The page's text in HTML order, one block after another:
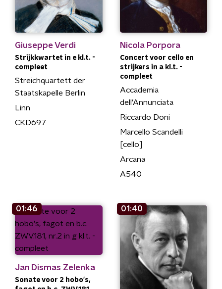
Giuseppe Verdi
Strijkkwartet in e kl.t. -
compleet
Streichquartett der
Staatskapelle Berlin
Linn
CKD697
Nicola Porpora
Concert voor cello en
strijkers in a kl.t. -
compleet
Accademia
dell’Annunciata
Riccardo Doni
Marcello Scandelli
[cello]
Arcana
A540
01:46
Jan Dismas Zelenka
Sonate voor 2 hobo's,
01:40